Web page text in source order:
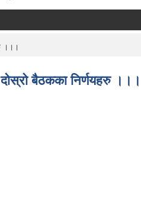
।।।
बैठकका निर्णयहरु ।।।